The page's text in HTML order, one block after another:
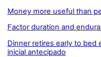
Money more useful than
Factor duration and
Dinner retires early to bed
inicial antecipado